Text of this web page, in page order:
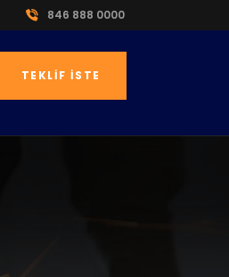
846 888 0000
TEKLIF İSTE